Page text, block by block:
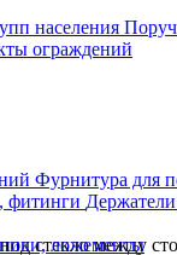
ограждений
Фурнитура для
ложементы
стекло между